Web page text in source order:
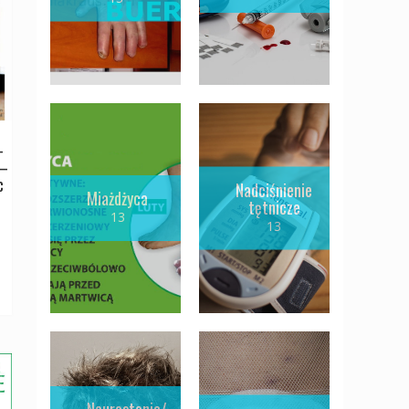
Miażdżyca
13
Nadciśnienie
tętnicze
13